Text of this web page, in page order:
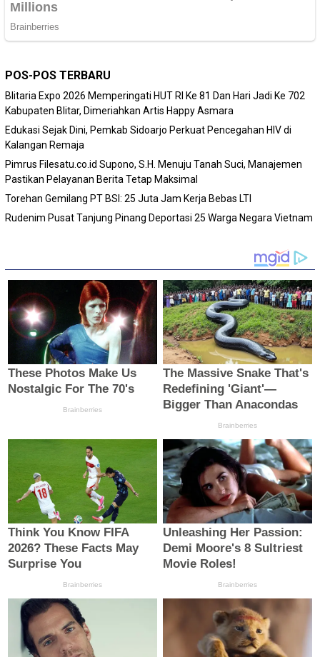
POS-POS TERBARU
Blitaria Expo 2026 Memperingati HUT RI Ke 81 Dan Hari Jadi Ke 702
Kabupaten Blitar, Dimeriahkan Artis Happy Asmara
Edukasi Sejak Dini, Pemkab Sidoarjo Perkuat Pencegahan HIV di
Kalangan Remaja
Pimrus Filesatu.co.id Supono, S.H. Menuju Tanah Suci, Manajemen
Pastikan Pelayanan Berita Tetap Maksimal
Torehan Gemilang PT BSI: 25 Juta Jam Kerja Bebas LTI
Rudenim Pusat Tanjung Pinang Deportasi 25 Warga Negara Vietnam